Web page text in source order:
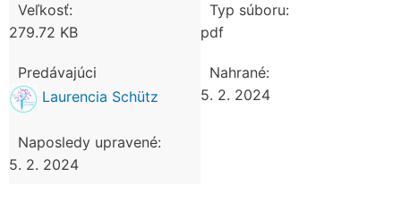
Veľkosť:
279.72 KB
Typ súboru:
pdf
Predávajúci
Laurencia Schütz
Nahrané:
5. 2. 2024
Naposledy upravené:
5. 2. 2024